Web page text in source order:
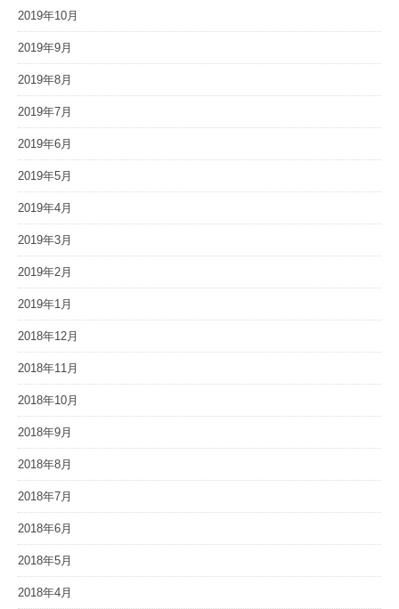
2019年10月
2019年9月
2019年8月
2019年7月
2019年6月
2019年5月
2019年4月
2019年3月
2019年2月
2019年1月
2018年12月
2018年11月
2018年10月
2018年9月
2018年8月
2018年7月
2018年6月
2018年5月
2018年4月